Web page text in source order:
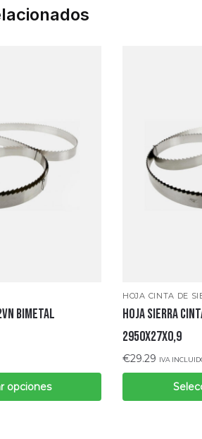
bimetal
opciones
HOJA CINTA DE
Hoja sierra
2950x27x0,9
€29.29 IVA